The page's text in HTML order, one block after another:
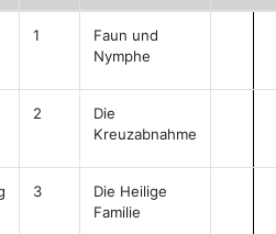
1
Faun und
Nymphe
2
Die
Kreuzabnahme
3
Die Heilige
Familie